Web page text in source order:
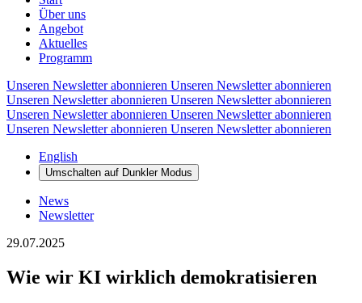
Über uns
Angebot
Aktuelles
Programm
Unseren Newsletter abonnieren Unseren Newsletter abonnieren
Unseren Newsletter abonnieren Unseren Newsletter abonnieren
Unseren Newsletter abonnieren Unseren Newsletter abonnieren
Unseren Newsletter abonnieren Unseren Newsletter abonnieren
English
Umschalten auf DunklerModus
News
Newsletter
29.07.2025
Wie wir KI wirklich demokratisieren